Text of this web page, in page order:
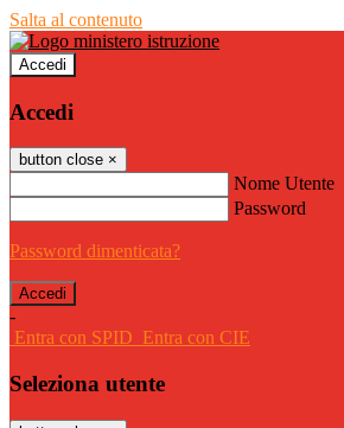
Salta al contenuto
Accedi
Accedi
button close ×
Nome Utente
Password
Password dimenticata?
-
Entra con SPID Entra con CIE
Seleziona utente